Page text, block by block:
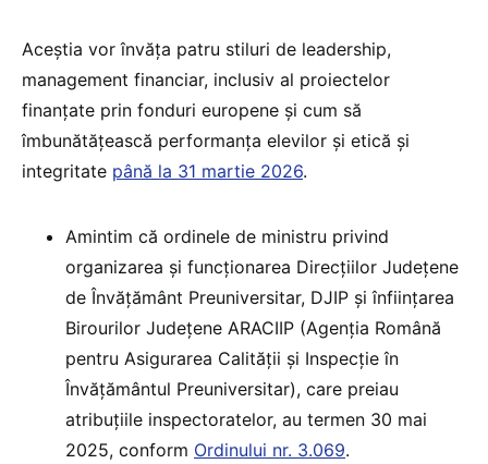
Aceștia vor învăța patru stiluri de leadership,
management financiar, inclusiv al proiectelor
finanțate prin fonduri europene și cum să
îmbunătățească performanța elevilor și etică și
integritate până la 31 martie 2026.
Amintim că ordinele de ministru privind
organizarea și funcționarea Direcţiilor Judeţene
de Învăţământ Preuniversitar, DJIP și înființarea
Birourilor Judeţene ARACIIP (Agenţia Română
pentru Asigurarea Calităţii şi Inspecţie în
Învăţământul Preuniversitar), care preiau
atribuțiile inspectoratelor, au termen 30 mai
2025, conform Ordinului nr. 3.069.